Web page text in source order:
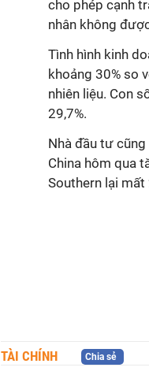
cho phép cạnh
nhân không
Tình hình kinh
khoảng 30% so
nhiên liệu. Con
29,7%.
Nhà đầu tư
China hôm qua
Southern lại mất
TÀI CHÍNH Chia sẻ